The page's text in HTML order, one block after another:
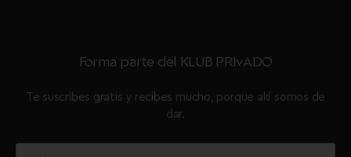
Forma parte del KLUB PRIvADO
Te suscribes gratis y recibes mucho, porque akí somos de
dar.